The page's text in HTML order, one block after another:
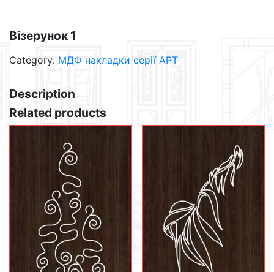
Візерунок 1
Category: МДФ накладки серії АРТ
Description
Related products